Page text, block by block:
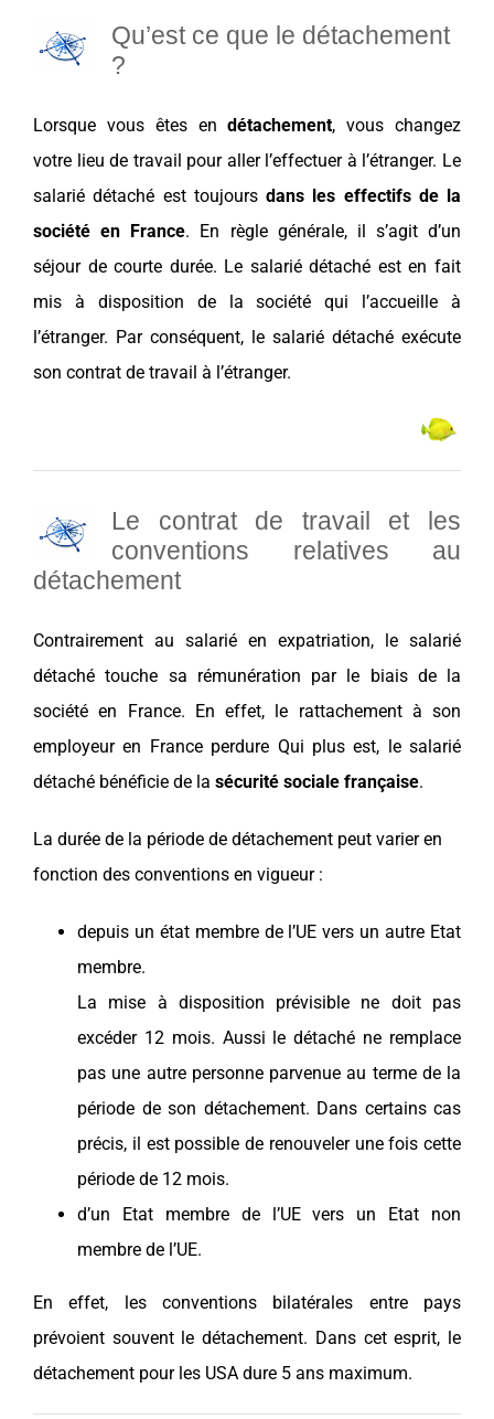
Qu’est ce que le détachement
?
Lorsque vous êtes endétachement, vous changez
votre lieu de travail pour aller l’effectuer à l’étranger. Le
salarié détaché est toujours dans les effectifs de la
société en France. En règle générale, il s’agit d’un
séjour de courte durée. Le salarié détaché est en fait
mis à disposition de la société qui l’accueille à
l’étranger. Par conséquent, le salarié détaché exécute
son contrat de travail à l’étranger.
Le contrat de travail et les
conventions relatives au
détachement
Contrairement au salarié en expatriation, le salarié
détaché touche sa rémunération par le biais de la
société en France. En effet, le rattachement à son
employeur en Franceperdure Qui plus est, le salarié
détaché bénéficie de la sécurité sociale française.
La durée de la période de détachement peut varier en
fonction des conventions en vigueur :
depuis un état membre de l’UE vers un autre Etat
membre.
La mise à disposition prévisible ne doit pas
excéder 12 mois. Aussi le détaché ne remplace
pas une autre personne parvenue au terme de la
période de son détachement. Dans certains cas
précis, il est possible de renouveler une fois cette
période de 12 mois.
d’un Etat membre de l’UE vers un Etat non
membre de l’UE.
En effet, les conventions bilatérales entre pays
prévoient souvent le détachement. Dans cet esprit, le
détachement pour les USA dure 5 ans maximum.